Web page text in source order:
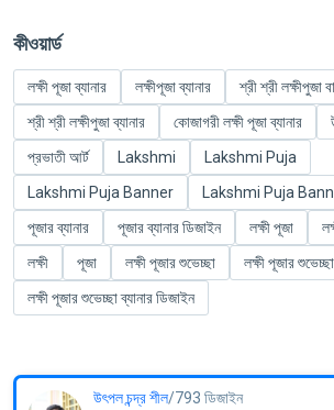
কীওয়ার্ড
লক্ষী পূজা ব্যানার লক্ষীপূজা ব্যানার
শ্রী শ্রী লক্ষীপুজা
শ্রী শ্রী লক্ষীপুজা ব্যানার
কোজাগরী লক্ষী পূজা ব্যানার
প্রভাতী আর্ট
Lakshmi
Lakshmi Puja
Lakshmi Puja Banner
Lakshmi Puja
পূজার ব্যানার
পূজার ব্যানার ডিজাইন লক্ষী পূজা
লক্ষী
পূজা লক্ষী পূজার শুভেচ্ছা
লক্ষী পূজার
লক্ষী পূজার শুভেচ্ছা ব্যানার ডিজাইন
উৎপল চন্দ্র শীল/793 ডিজাইন